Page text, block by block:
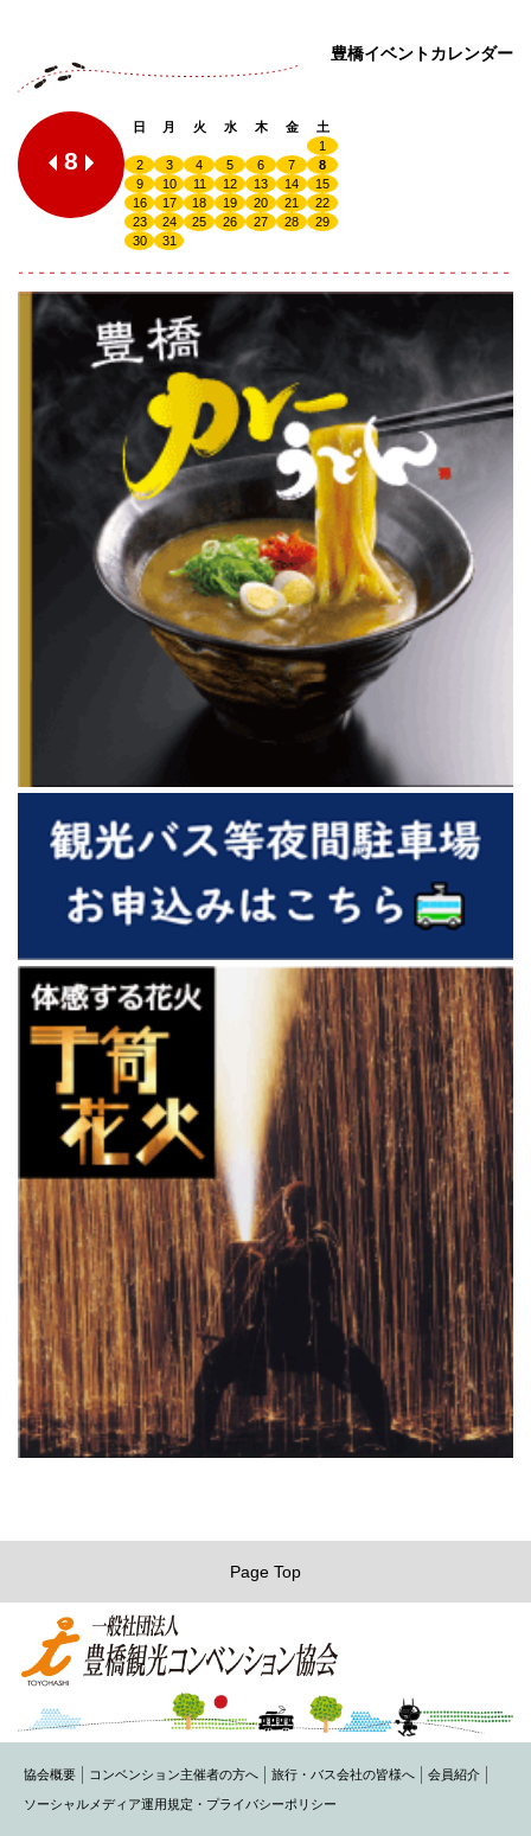
豊橋イベントカレンダー
8
日 月 火 水 木 金
土
1
2
3 4 5 6 7
8
9
10 11 12 13 14
15
16
17 18 19 20 21
22
23
24 25 26 27 28
29
30
31
Page Top
協会概要 コンベンション主催者の方へ 旅行・バス会社の皆様へ 会員紹介
ソーシャルメディア運用規定・プライバシーポリシー